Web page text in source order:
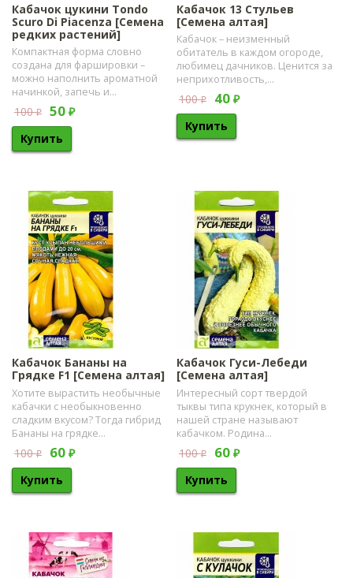
Кабачок цукини Tondo
Scuro Di Piacenza [Семена
редких растений]
Компактная форма словно
создана для фаршировки –
можно наполнить ароматной
начинкой, запечь и...
100₽ 50 ₽
Кабачок 13 Стульев
[Семена алтая]
​Кабачок – неизменный
обитатель в каждом огороде,
любимец дачников. Ценится за
неприхотливость,...
100₽ 40 ₽
Кабачок Бананы на
Грядке F1 [Семена алтая]
Хотите вырастить необычные
кабачки с необыкновенно
сладким вкусом? Тогда гибрид
Бананы на грядке...
100₽ 60 ₽
Кабачок Гуси-Лебеди
[Семена алтая]
​Интересный сорт твердой
тыквы типа крукнек, который в
нашей стране называют
кабачком. Родина...
100₽ 60 ₽